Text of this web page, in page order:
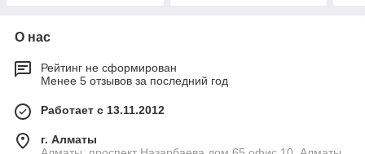
О нас
Рейтинг не сформирован
Менее 5 отзывов за последний год
Работает с 13.11.2012
г. Алматы